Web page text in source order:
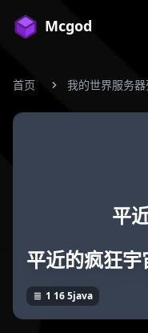
Mcgod
首页 我的世界服务器
平
平近的疯狂宇
1 16 5java